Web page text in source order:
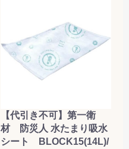
【代引き不可】第一衛
材 防災人 水たまり吸水
シート BLOCK15(14L)/